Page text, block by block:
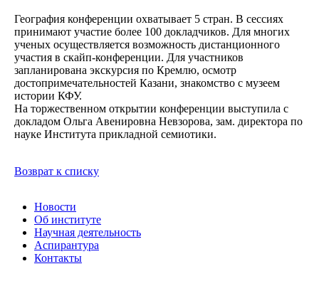
География конференции охватывает 5 стран. В сессиях
принимают участие более 100 докладчиков. Для многих
ученых осуществляется возможность дистанционного
участия в скайп-конференции. Для участников
запланирована экскурсия по Кремлю, осмотр
достопримечательностей Казани, знакомство с музеем
истории КФУ.
На торжественном открытии конференции выступила с
докладом Ольга Авенировна Невзорова, зам. директора по
науке Института прикладной семиотики.
Возврат к списку
Новости
Об институте
Научная деятельность
Аспирантура
Контакты